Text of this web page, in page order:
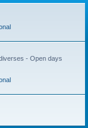
h
- Open days